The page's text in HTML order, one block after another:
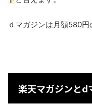
ｄマガジンは月額580円
楽天マガジンとd